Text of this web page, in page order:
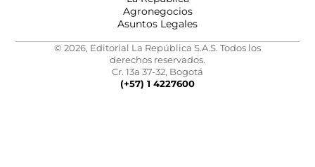
Agronegocios
Asuntos Legales
© 2026, Editorial La República S.A.S. Todos los
derechos reservados.
Cr. 13a 37-32, Bogotá
(+57) 1 4227600